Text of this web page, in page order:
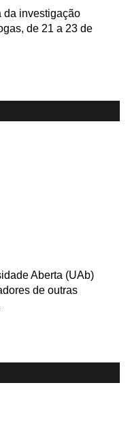
da investigação
de 21 a 23 de
Aberta (UAb)
de outras